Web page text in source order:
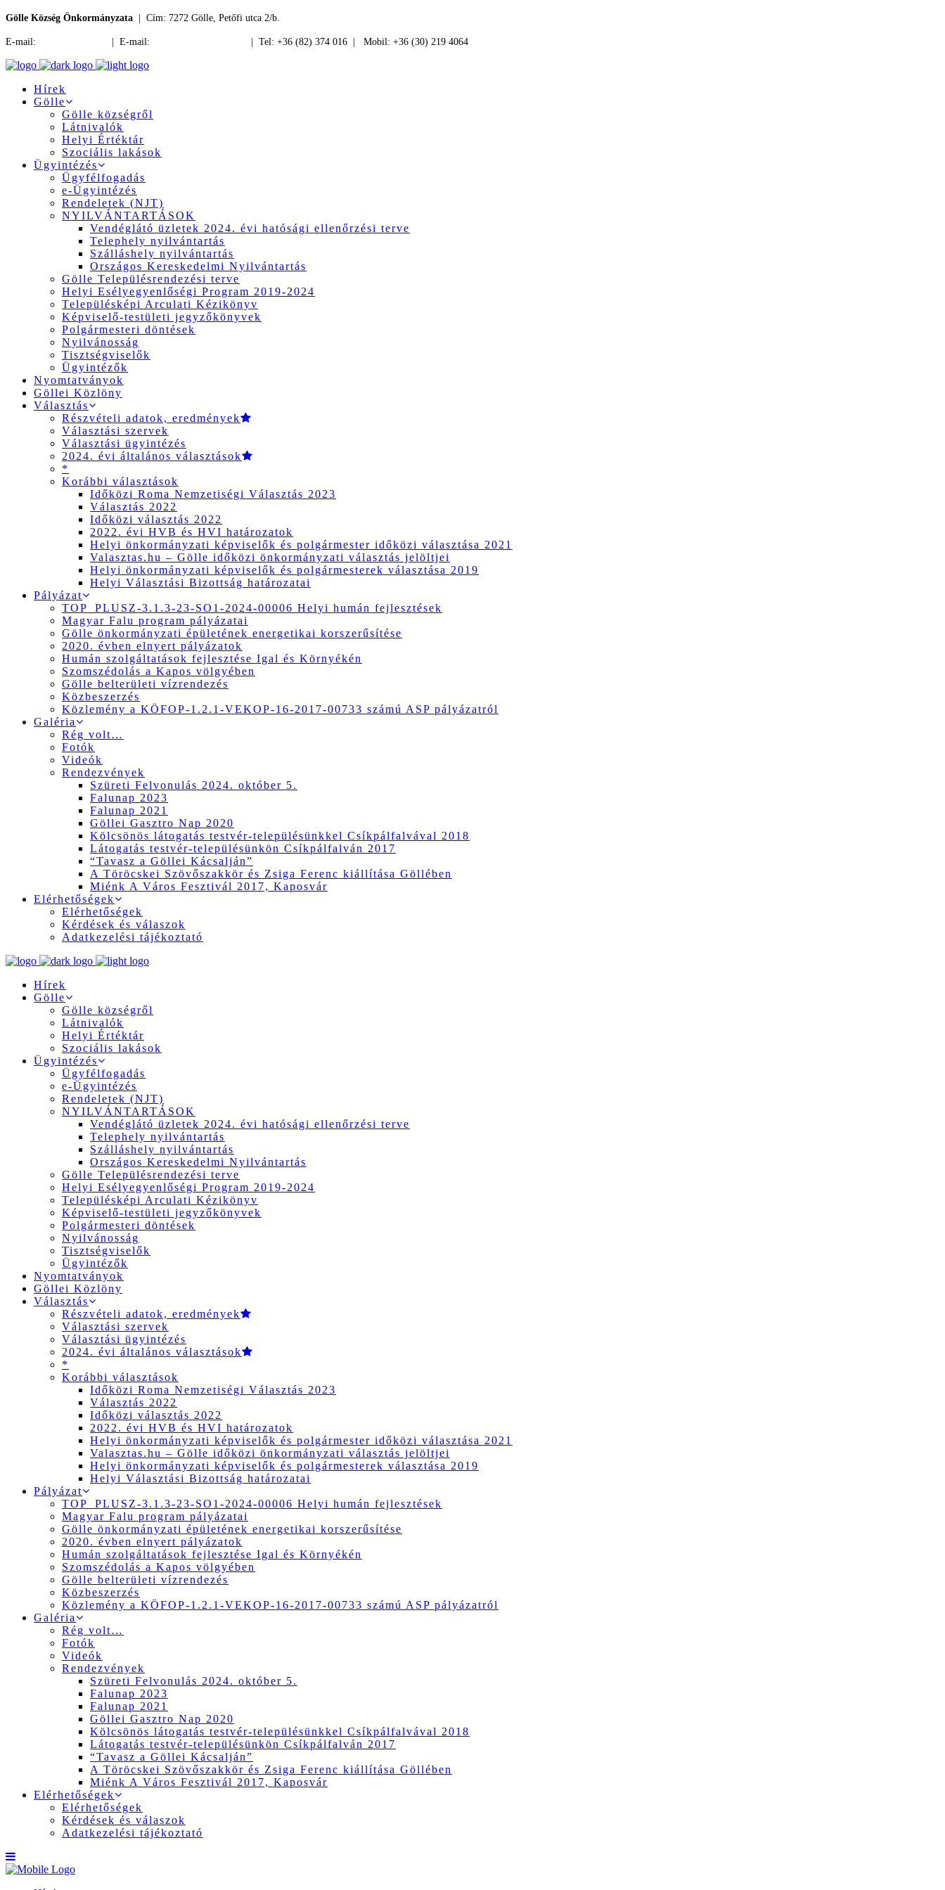
Gölle Község Önkormányzata | Cím: 7272 Gölle, Petőfi utca 2/b.
E-mail: | E-mail: | Tel: +36 (82) 374 016 | Mobil: +36 (30) 219 4064
Hírek
Gölle
Gölle községről
Látnivalók
Helyi Értéktár
Szociális lakások
Ügyintézés
Ügyfélfogadás
e-Ügyintézés
Rendeletek (NJT)
NYILVÁNTARTÁSOK
Vendéglátó üzletek 2024. évi hatósági ellenőrzési terve
Telephely nyilvántartás
Szálláshely nyilvántartás
Országos Kereskedelmi Nyilvántartás
Gölle Településrendezési terve
Helyi Esélyegyenlőségi Program 2019-2024
Településképi Arculati Kézikönyv
Képviselő-testületi jegyzőkönyvek
Polgármesteri döntések
Nyilvánosság
Tisztségviselők
Ügyintézők
Nyomtatványok
Göllei Közlöny
Választás
Részvételi adatok, eredmények
Választási szervek
Választási ügyintézés
2024. évi általános választások
*
Korábbi választások
Időközi Roma Nemzetiségi Választás 2023
Választás 2022
Időközi választás 2022
2022. évi HVB és HVI határozatok
Helyi önkormányzati képviselők és polgármester időközi választása 2021
Valasztas.hu – Gölle időközi önkormányzati választás jelöltjei
Helyi önkormányzati képviselők és polgármesterek választása 2019
Helyi Választási Bizottság határozatai
Pályázat
TOP_PLUSZ-3.1.3-23-SO1-2024-00006 Helyi humán fejlesztések
Magyar Falu program pályázatai
Gölle önkormányzati épületének energetikai korszerűsítése
2020. évben elnyert pályázatok
Humán szolgáltatások fejlesztése Igal és Környékén
Szomszédolás a Kapos völgyében
Gölle belterületi vízrendezés
Közbeszerzés
Közlemény a KÖFOP-1.2.1-VEKOP-16-2017-00733 számú ASP pályázatról
Galéria
Rég volt…
Fotók
Videók
Rendezvények
Szüreti Felvonulás 2024. október 5.
Falunap 2023
Falunap 2021
Göllei Gasztro Nap 2020
Kölcsönös látogatás testvér-településünkkel Csíkpálfalvával 2018
Látogatás testvér-településünkön Csíkpálfalván 2017
“Tavasz a Göllei Kácsalján”
A Töröcskei Szövőszakkör és Zsiga Ferenc kiállítása Göllében
Miénk A Város Fesztivál 2017, Kaposvár
Elérhetőségek
Elérhetőségek
Kérdések és válaszok
Adatkezelési tájékoztató
Hírek
Gölle
Gölle községről
Látnivalók
Helyi Értéktár
Szociális lakások
Ügyintézés
Ügyfélfogadás
e-Ügyintézés
Rendeletek (NJT)
NYILVÁNTARTÁSOK
Vendéglátó üzletek 2024. évi hatósági ellenőrzési terve
Telephely nyilvántartás
Szálláshely nyilvántartás
Országos Kereskedelmi Nyilvántartás
Gölle Településrendezési terve
Helyi Esélyegyenlőségi Program 2019-2024
Településképi Arculati Kézikönyv
Képviselő-testületi jegyzőkönyvek
Polgármesteri döntések
Nyilvánosság
Tisztségviselők
Ügyintézők
Nyomtatványok
Göllei Közlöny
Választás
Részvételi adatok, eredmények
Választási szervek
Választási ügyintézés
2024. évi általános választások
*
Korábbi választások
Időközi Roma Nemzetiségi Választás 2023
Választás 2022
Időközi választás 2022
2022. évi HVB és HVI határozatok
Helyi önkormányzati képviselők és polgármester időközi választása 2021
Valasztas.hu – Gölle időközi önkormányzati választás jelöltjei
Helyi önkormányzati képviselők és polgármesterek választása 2019
Helyi Választási Bizottság határozatai
Pályázat
TOP_PLUSZ-3.1.3-23-SO1-2024-00006 Helyi humán fejlesztések
Magyar Falu program pályázatai
Gölle önkormányzati épületének energetikai korszerűsítése
2020. évben elnyert pályázatok
Humán szolgáltatások fejlesztése Igal és Környékén
Szomszédolás a Kapos völgyében
Gölle belterületi vízrendezés
Közbeszerzés
Közlemény a KÖFOP-1.2.1-VEKOP-16-2017-00733 számú ASP pályázatról
Galéria
Rég volt…
Fotók
Videók
Rendezvények
Szüreti Felvonulás 2024. október 5.
Falunap 2023
Falunap 2021
Göllei Gasztro Nap 2020
Kölcsönös látogatás testvér-településünkkel Csíkpálfalvával 2018
Látogatás testvér-településünkön Csíkpálfalván 2017
“Tavasz a Göllei Kácsalján”
A Töröcskei Szövőszakkör és Zsiga Ferenc kiállítása Göllében
Miénk A Város Fesztivál 2017, Kaposvár
Elérhetőségek
Elérhetőségek
Kérdések és válaszok
Adatkezelési tájékoztató